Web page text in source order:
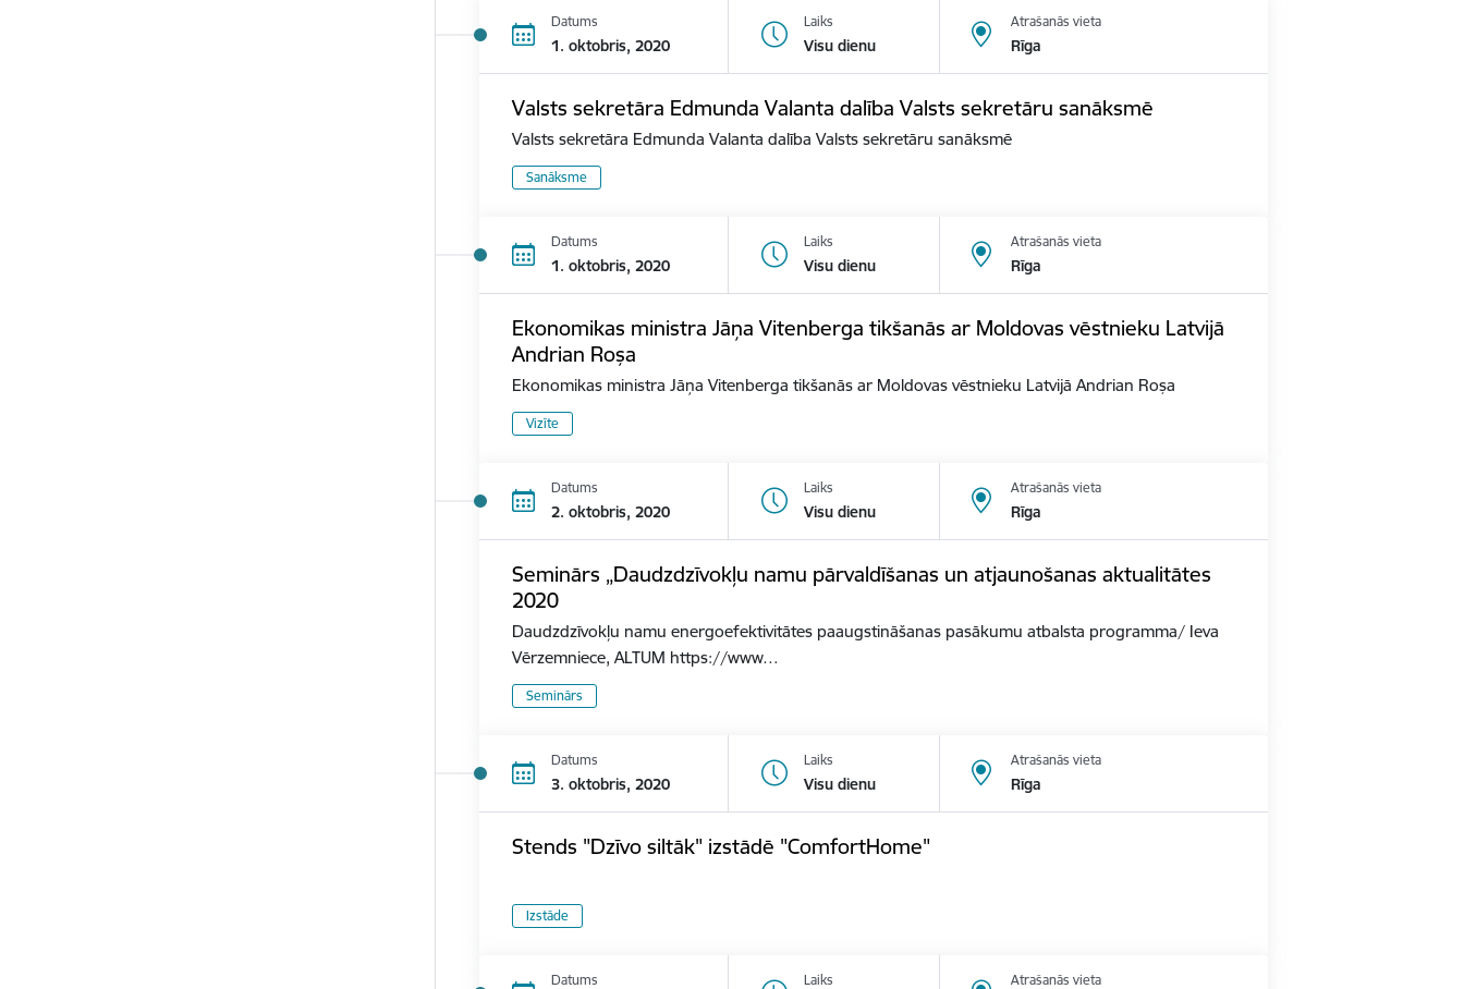
Datums
1. oktobris, 2020
Laiks
Visu dienu
Atrašanās vieta
Rīga
Valsts sekretāra Edmunda Valanta dalība Valsts sekretāru sanāksmē
Valsts sekretāra Edmunda Valanta dalība Valsts sekretāru sanāksmē
Sanāksme
Datums
1. oktobris, 2020
Laiks
Visu dienu
Atrašanās vieta
Rīga
Ekonomikas ministra Jāņa Vitenberga tikšanās ar Moldovas vēstnieku Latvijā
Andrian Roșa
Ekonomikas ministra Jāņa Vitenberga tikšanās ar Moldovas vēstnieku Latvijā Andrian Roșa
Vizīte
Datums
2. oktobris, 2020
Laiks
Visu dienu
Atrašanās vieta
Rīga
Seminārs „Daudzdzīvokļu namu pārvaldīšanas un atjaunošanas aktualitātes
2020
Daudzdzīvokļu namu energoefektivitātes paaugstināšanas pasākumu atbalsta programma/ Ieva
Vērzemniece, ALTUM https://www…
Seminārs
Datums
3. oktobris, 2020
Laiks
Visu dienu
Atrašanās vieta
Rīga
Stends "Dzīvo siltāk" izstādē "ComfortHome"
Izstāde
Datums Laiks Atrašanās vieta